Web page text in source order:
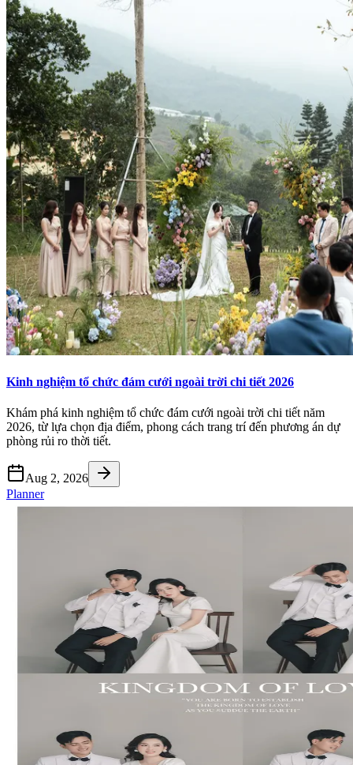
Kinh nghiệm tổ chức đám cưới ngoài trời chi tiết 2026
Khám phá kinh nghiệm tổ chức đám cưới ngoài trời chi tiết năm
2026, từ lựa chọn địa điểm, phong cách trang trí đến phương án dự
phòng rủi ro thời tiết.
Aug 2, 2026
Planner